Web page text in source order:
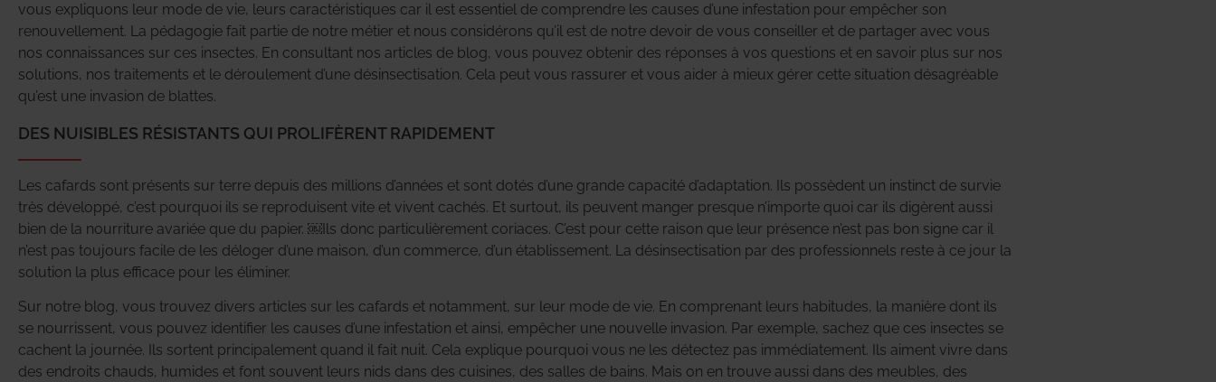
vous expliquons leur mode de vie, leurs caractéristiques car il est essentiel de comprendre les causes d’une infestation pour empêcher son
renouvellement. La pédagogie fait partie de notre métier et nous considérons qu’il est de notre devoir de vous conseiller et de partager avec vous
nos connaissances sur ces insectes. En consultant nos articles de blog, vous pouvez obtenir des réponses à vos questions et en savoir plus sur nos
solutions, nos traitements et le déroulement d’une désinsectisation. Cela peut vous rassurer et vous aider à mieux gérer cette situation désagréable
qu’est une invasion de blattes.
DES NUISIBLES RÉSISTANTS QUI PROLIFÈRENT RAPIDEMENT
Les cafards sont présents sur terre depuis des millions d’années et sont dotés d’une grande capacité d’adaptation. Ils possèdent un instinct de survie
très développé, c’est pourquoi ils se reproduisent vite et vivent cachés. Et surtout, ils peuvent manger presque n’importe quoi car ils digèrent aussi
bien de la nourriture avariée que du papier. ￼Ils donc particulièrement coriaces. C’est pour cette raison que leur présence n’est pas bon signe car il
n’est pas toujours facile de les déloger d’une maison, d’un commerce, d’un établissement. La désinsectisation par des professionnels reste à ce jour la
solution la plus efficace pour les éliminer.
Sur notre blog, vous trouvez divers articles sur les cafards et notamment, sur leur mode de vie. En comprenant leurs habitudes, la manière dont ils
se nourrissent, vous pouvez identifier les causes d’une infestation et ainsi, empêcher une nouvelle invasion. Par exemple, sachez que ces insectes se
cachent la journée. Ils sortent principalement quand il fait nuit. Cela explique pourquoi vous ne les détectez pas immédiatement. Ils aiment vivre dans
des endroits chauds, humides et font souvent leurs nids dans des cuisines, des salles de bains. Mais on en trouve aussi dans des meubles, des